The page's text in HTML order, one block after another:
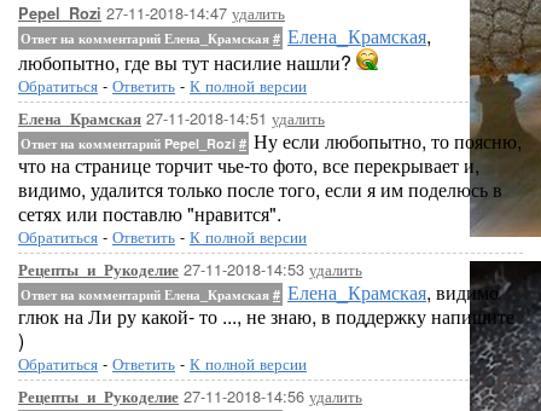
Pepel_Rozi 27-11-2018-14:47 удалить
Ответ на комментарий Елена_Крамская # Елена_Крамская,
любопытно, где вы тут насилие нашли?
Обратиться - Ответить - К полной версии
Елена_Крамская 27-11-2018-14:51 удалить
Ответ на комментарий Pepel_Rozi # Ну если любопытно, то поясню,
что на странице торчит чье-то фото, все перекрывает и,
видимо, удалится только после того, если я им поделюсь в
сетях или поставлю "нравится".
Обратиться - Ответить - К полной версии
Рецепты_и_Рукоделие 27-11-2018-14:53 удалить
Ответ на комментарий Елена_Крамская # Елена_Крамская, видимо
глюк на Ли ру какой- то ..., не знаю, в поддержку напишите
)
Обратиться - Ответить - К полной версии
Рецепты_и_Рукоделие 27-11-2018-14:56 удалить